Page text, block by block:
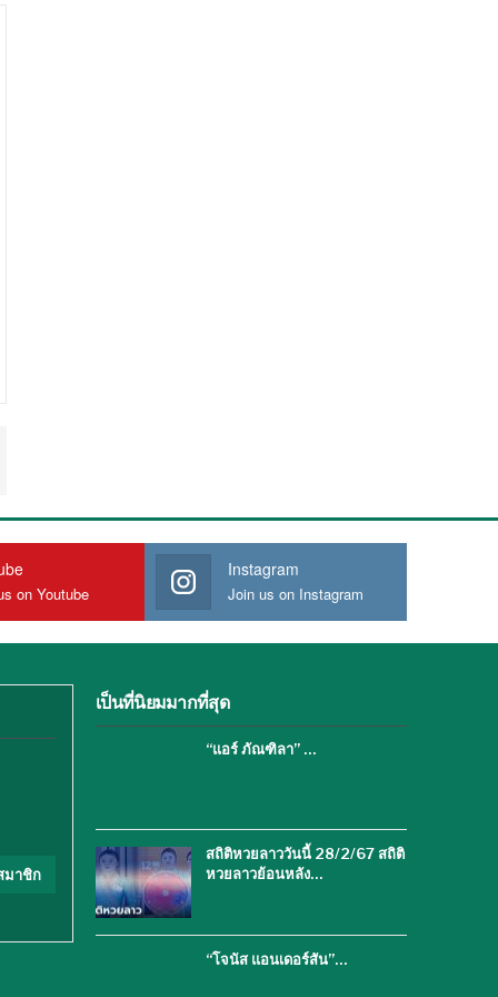
on Youtube
Instagram
Join us on Instagram
มาชิก
เป็นที่นิยมมากที่สุด
“แอร์ ภัณฑิลา” …
สถิติหวยลาววันนี้ 28/2/67 สถิติ
หวยลาวย้อนหลัง…
“โจนัส แอนเดอร์สัน”…